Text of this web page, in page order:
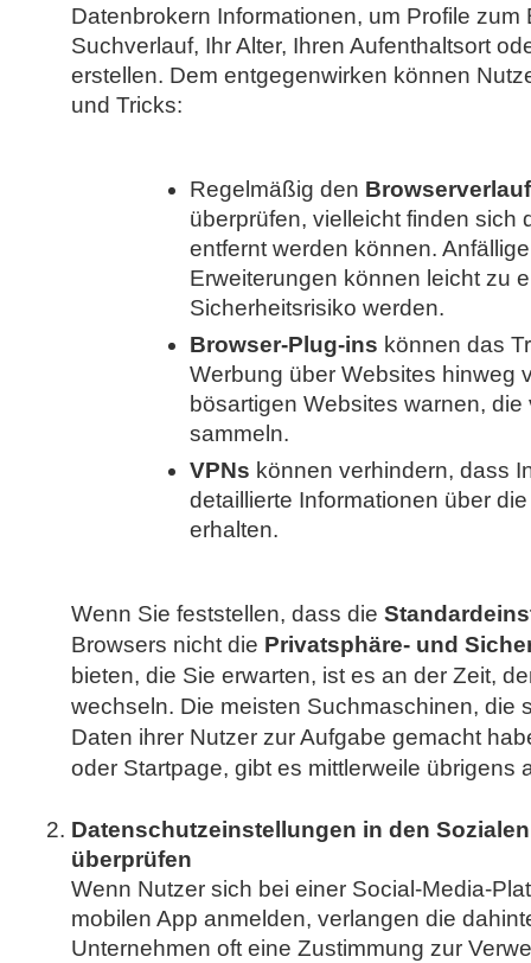
Datenbrokern Informationen, um Profile zum
Suchverlauf, Ihr Alter, Ihren Aufenthaltsort
erstellen. Dem entgegenwirken können
und Tricks:
Regelmäßig den
überprüfen, vielleicht finden sich
entfernt werden können.
Erweiterungen können leicht zu
Sicherheitsrisiko werden.
Browser-Plug-ins können das
Werbung über Websites hinweg
bösartigen Websites warnen,
sammeln.
VPNs können verhindern, dass
detaillierte Informationen über
erhalten.
Wenn Sie feststellen, dass die
Browsers nicht die Privatsphäre- und
bieten, die Sie erwarten, ist es an der Zeit,
wechseln. Die meisten Suchmaschinen, die
Daten ihrer Nutzer zur Aufgabe gemacht
oder Startpage, gibt es mittlerweile übrigens
Datenschutzeinstellungen in den
überprüfen
Wenn Nutzer sich bei einer Social-Media-
mobilen App anmelden, verlangen die
Unternehmen oft eine Zustimmung zur